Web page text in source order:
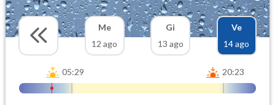
Me
12 ago
Gi
13 ago
Ve
14 ago
05:29 20:23